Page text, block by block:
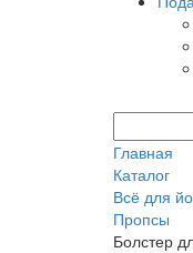
Главная
Каталог
Всё для
Пропсы
Болстер